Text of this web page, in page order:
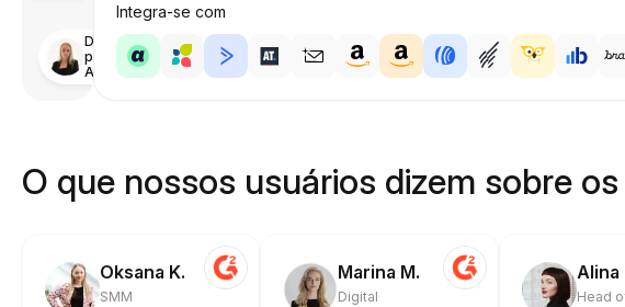
Desenhado
por
Anastasiia
Integra-se com
O que nossos usuários dizem sobre
Oksana K.
SMM
Marina M.
Digital
Alina
Head